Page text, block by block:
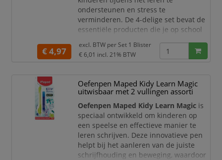
ondersteunen en stress te
verminderen. De 4-delige set bevat de
essentiële producten die je op school
uiteinde waarop je kunt kauwen, een
potloodslijper en een gum.
uit de Concentration range zijn
handige hulpmiddelen voor een
betere focusof concentratie.
Deze 4-del
€ 4,97
excl. BTW per Set 1 Blister
€ 6,01 incl. 21% BTW
Oefenpen Maped Kidy Learn Magic
uitwisbaar met 2 vullingen assorti
Oefenpen Maped Kidy Learn Magic is
speciaal ontwikkeld om kinderen op
een speelse en effectieve manier te
leren schrijven. Deze innovatieve pen
helpt bij het aanleren van de juiste
schrijfhouding en beweging, waardoor